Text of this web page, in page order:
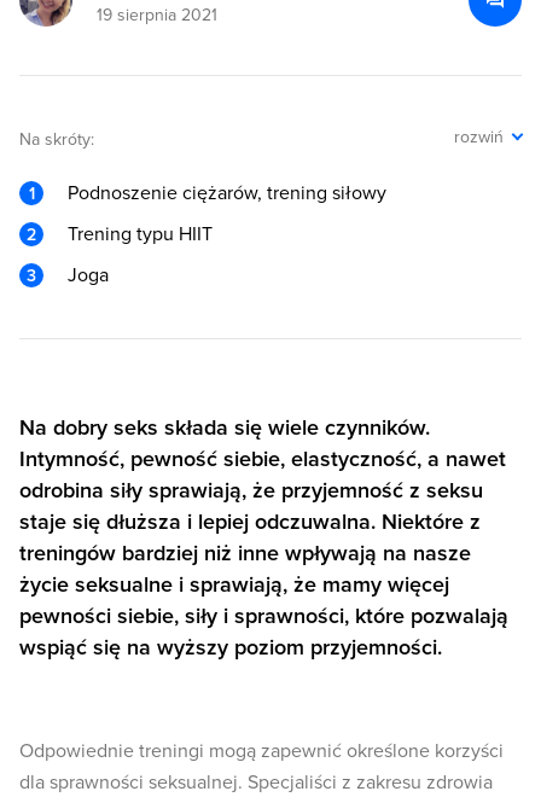
19 sierpnia 2021
Na skróty: rozwiń
Podnoszenie ciężarów, trening siłowy
Trening typu HIIT
Joga
Na dobry seks składa się wiele czynników.
Intymność, pewność siebie, elastyczność, a nawet
odrobina siły sprawiają, że przyjemność z seksu
staje się dłuższa i lepiej odczuwalna. Niektóre z
treningów bardziej niż inne wpływają na nasze
życie seksualne i sprawiają, że mamy więcej
pewności siebie, siły i sprawności, które pozwalają
wspiąć się na wyższy poziom przyjemności.
Odpowiednie treningi mogą zapewnić określone korzyści
dla sprawności seksualnej. Specjaliści z zakresu zdrowia